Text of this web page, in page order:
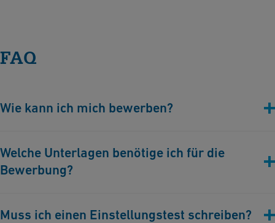
FAQ
Wie kann ich mich bewerben?
oder per E-Mail anpersonalabteilung@uponor.com
einreichen.
Welche Unterlagen benötige ich für die
Bewerbung?
Motivationsschreiben
Muss ich einen Einstellungstest schreiben?